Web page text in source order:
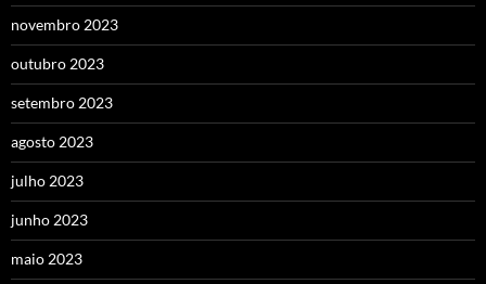
novembro 2023
outubro 2023
setembro 2023
agosto 2023
julho 2023
junho 2023
maio 2023